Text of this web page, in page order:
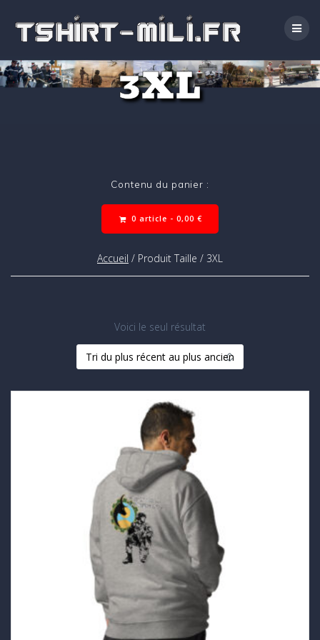
au
contenu
3XL
Contenu du panier :
0 article - 0,00 €
Accueil / Produit Taille / 3XL
Voici le seul résultat